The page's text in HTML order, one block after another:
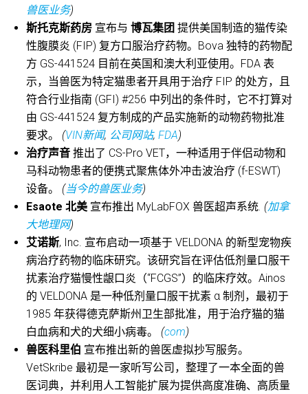
兽医业务)
斯托克斯药房 宣布与博瓦集团 提供美国制造的猫传染
性腹膜炎 (FIP) 复方口服治疗药物。Bova 独特的药物配
方 GS-441524 目前在英国和澳大利亚使用。FDA 表
示，当兽医为特定猫患者开具用于治疗 FIP 的处方，且
符合行业指南 (GFI) #256 中列出的条件时，它不打算对
由 GS-441524 复方制成的产品实施新的动物药物批准
要求。 (VIN新闻, 公司网站,FDA)
治疗声音推出了 CS-Pro VET，一种适用于伴侣动物和
马科动物患者的便携式聚焦体外冲击波治疗 (f-ESWT)
设备。
(当今的兽医业务)
Esaote 北美 宣布推出 MyLabFOX 兽医超声系统. (加拿
大地理网)
艾诺斯, Inc. 宣布启动一项基于 VELDONA 的新型宠物疾
病治疗药物的临床研究。该研究旨在评估低剂量口服干
扰素治疗猫慢性龈口炎（“FCGS”）的临床疗效。Ainos
的 VELDONA 是一种低剂量口服干扰素 α 制剂，最初于
1985 年获得德克萨斯州卫生部批准，用于治疗猫的猫
白血病和犬的犬细小病毒。
(com)
兽医科里伯 宣布推出新的兽医虚拟抄写服务。
VetSkribe 最初是一家听写公司，整理了一本全面的兽
医词典，并利用人工智能扩展为提供高度准确、高质量